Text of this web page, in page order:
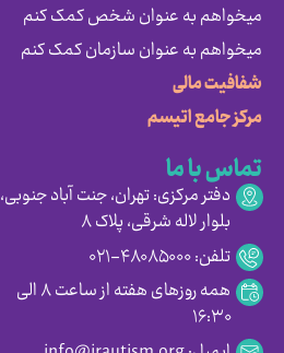
میخواهم به عنوان شخص کمک کنم
میخواهم به عنوان سازمان کمک کنم
شفافیت مالی
مرکز جامع اتیسم
تماس با ما
دفتر مرکزی: تهران، جنت آباد جنوبی،
بلوار لاله شرقی، پلاک ۸
تلفن: ۴۸۰۸۵۰۰۰-۰۲۱
همه روزهای هفته از ساعت ۸ الی
۱۶:۳۰